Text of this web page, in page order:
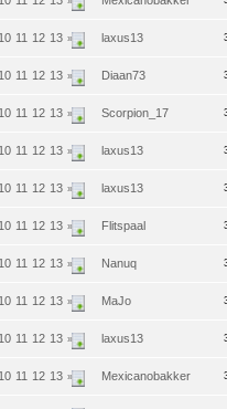
10 11 12 13 » laxus13
10 11 12 13 » Diaan73
10 11 12 13 » Scorpion_17
10 11 12 13 » laxus13
10 11 12 13 » laxus13
10 11 12 13 » Flitspaal
10 11 12 13 » Nanuq
10 11 12 13 » MaJo
10 11 12 13 » laxus13
10 11 12 13 » Mexicanobakker